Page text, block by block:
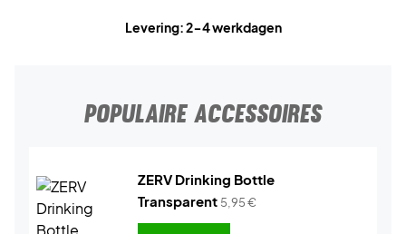
Levering: 2-4 werkdagen
POPULAIRE ACCESSOIRES
ZERV Drinking Bottle
Transparent 5,95€